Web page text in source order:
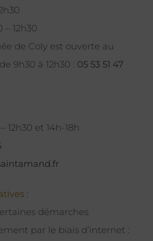
12h30
de Coly est ouverte au
9h30 à 12h30 : 05 53 51 47
12h30 et 14h-18h
:
démarches
par le biais d’internet :